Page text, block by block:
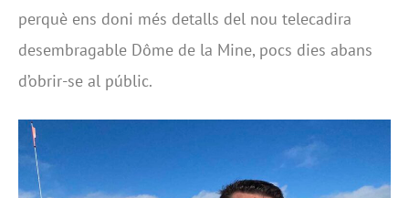
perquè ens doni més detalls del nou telecadira
desembragable Dôme de la Mine, pocs dies abans
d’obrir-se al públic.